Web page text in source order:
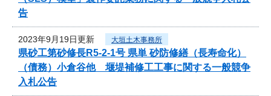
告
2023年9月19日更新 大垣土木事務所
県砂工第砂修長R5-2-1号 県単 砂防修繕（長寿命化）
（債務）小倉谷他 堰堤補修工工事に関する一般競争
入札公告